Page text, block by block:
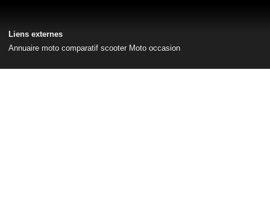
Liens externes
Annuaire moto comparatif scooter Moto occasion